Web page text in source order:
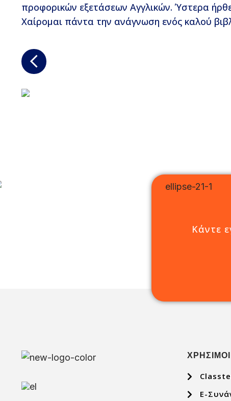
προφορικών εξετάσεων Αγγλικών. Ύστερα
Χαίρομαι πάντα την ανάγνωση ενός καλού
Κάντε
E-